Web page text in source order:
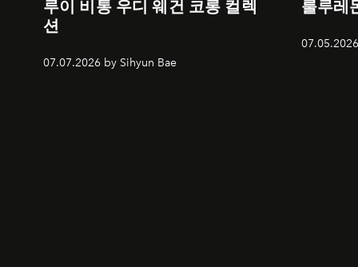
루이 비통 우디 웨건 코롱 컬렉
션
07.07.2026 by Sihyun Bae
룰루레